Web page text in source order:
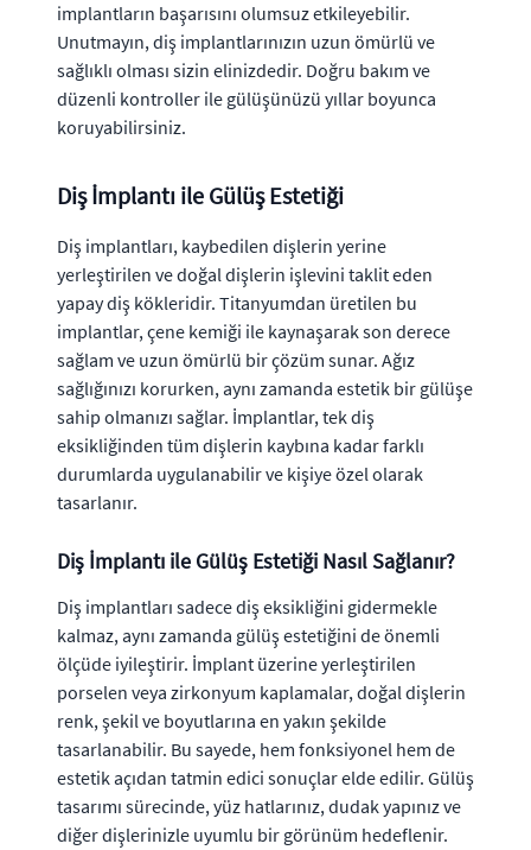
implantların başarısını olumsuz etkileyebilir.
Unutmayın, diş implantlarınızın uzun ömürlü ve
sağlıklı olması sizin elinizdedir. Doğru bakım ve
düzenli kontroller ile gülüşünüzü yıllar boyunca
koruyabilirsiniz.
Diş İmplantı ile Gülüş Estetiği
Diş implantları, kaybedilen dişlerin yerine
yerleştirilen ve doğal dişlerin işlevini taklit eden
yapay diş kökleridir. Titanyumdan üretilen bu
implantlar, çene kemiği ile kaynaşarak son derece
sağlam ve uzun ömürlü bir çözüm sunar. Ağız
sağlığınızı korurken, aynı zamanda estetik bir gülüşe
sahip olmanızı sağlar. İmplantlar, tek diş
eksikliğinden tüm dişlerin kaybına kadar farklı
durumlarda uygulanabilir ve kişiye özel olarak
tasarlanır.
Diş İmplantı ile Gülüş Estetiği Nasıl Sağlanır?
Diş implantları sadece diş eksikliğini gidermekle
kalmaz, aynı zamanda gülüş estetiğini de önemli
ölçüde iyileştirir. İmplant üzerine yerleştirilen
porselen veya zirkonyum kaplamalar, doğal dişlerin
renk, şekil ve boyutlarına en yakın şekilde
tasarlanabilir. Bu sayede, hem fonksiyonel hem de
estetik açıdan tatmin edici sonuçlar elde edilir. Gülüş
tasarımı sürecinde, yüz hatlarınız, dudak yapınız ve
diğer dişlerinizle uyumlu bir görünüm hedeflenir.